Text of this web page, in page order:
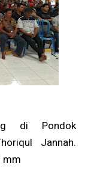
di Pondok
Jannah.
mm